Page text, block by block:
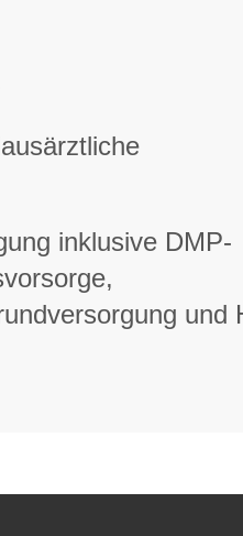
inklusive DMP-
und